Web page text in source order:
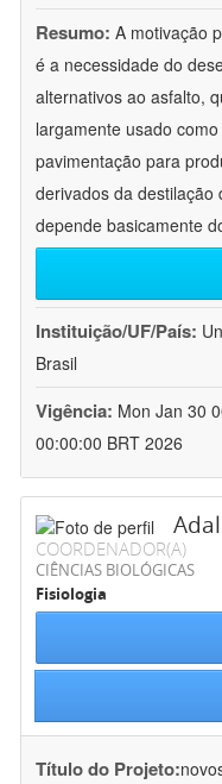
Resumo: A motivação
é a necessidade do
alternativos ao asfalto,
largamente usado
pavimentação para
derivados da destilação
depende basicamente
Instituição/UF/País:
Brasil
Vigência: Mon Jan 30
00:00:00 BRT 2026
COORDENADOR(A)
CIÊNCIAS BIOLÓGICAS
Fisiologia
Título do Projeto: